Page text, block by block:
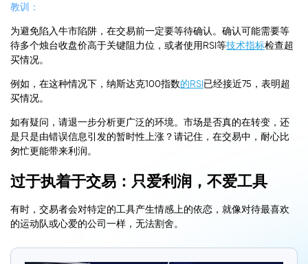
教训：
为避免陷入牛市陷阱，在交易前一定要等待确认。确认可能需要等
待多个烛台收盘价高于关键阻力位，或者使用RSI等技术指标检查超
买情况。
例如，在这种情况下，纳斯达克100指数的RSI已经接近75，表明超
买情况。
如有疑问，请退一步分析更广泛的环境。市场是否真的在转变，还
是只是由错误信息引发的暂时性上涨？请记住，在交易中，耐心比
匆忙更能带来利润。
过于执着于交易：只爱利润，不爱工具
有时，交易者会对特定的工具产生情感上的依恋，就像对待最喜欢
的运动队或心爱的公司一样，无法割舍。